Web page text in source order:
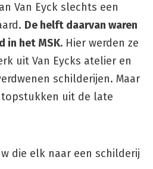
Van Eyck slechts een
De helft daarvan waren
het MSK. Hier werden ze
uit Van Eycks atelier en
schilderijen. Maar
uit de late